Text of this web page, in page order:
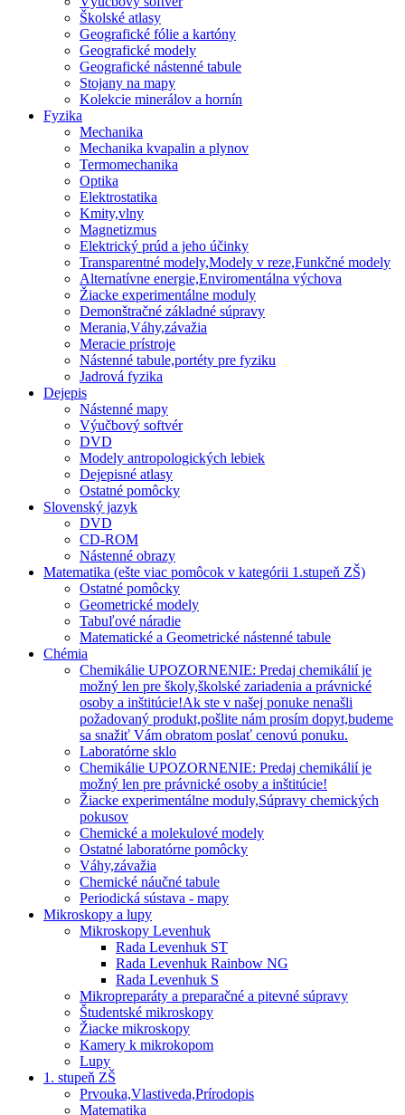
Školské atlasy
Geografické fólie a kartóny
Geografické modely
Geografické nástenné tabule
Stojany na mapy
Kolekcie minerálov a hornín
Fyzika
Mechanika
Mechanika kvapalin a plynov
Termomechanika
Optika
Elektrostatika
Kmity,vlny
Magnetizmus
Elektrický prúd a jeho účinky
Transparentné modely,Modely v reze,Funkčné modely
Alternatívne energie,Enviromentálna výchova
Žiacke experimentálne moduly
Demonštračné základné súpravy
Merania,Váhy,závažia
Meracie prístroje
Nástenné tabule,portéty pre fyziku
Jadrová fyzika
Dejepis
Nástenné mapy
Výučbový softvér
DVD
Modely antropologických lebiek
Dejepisné atlasy
Ostatné pomôcky
Slovenský jazyk
DVD
CD-ROM
Nástenné obrazy
Matematika (ešte viac pomôcok v kategórii 1.stupeň ZŠ)
Ostatné pomôcky
Geometrické modely
Tabuľové náradie
Matematické a Geometrické nástenné tabule
Chémia
Chemikálie UPOZORNENIE: Predaj chemikálií je
možný len pre školy,školské zariadenia a právnické
osoby a inštitúcie!Ak ste v našej ponuke nenašli
požadovaný produkt,pošlite nám prosím dopyt,budeme
sa snažiť Vám obratom poslať cenovú ponuku.
Laboratórne sklo
Chemikálie UPOZORNENIE: Predaj chemikálií je
možný len pre právnické osoby a inštitúcie!
Žiacke experimentálne moduly,Súpravy chemických
pokusov
Chemické a molekulové modely
Ostatné laboratórne pomôcky
Váhy,závažia
Chemické náučné tabule
Periodická sústava - mapy
Mikroskopy a lupy
Mikroskopy Levenhuk
Rada Levenhuk ST
Rada Levenhuk Rainbow NG
Rada Levenhuk S
Mikropreparáty a preparačné a pitevné súpravy
Študentské mikroskopy
Žiacke mikroskopy
Kamery k mikrokopom
Lupy
1. stupeň ZŠ
Prvouka,Vlastiveda,Prírodopis
Matematika